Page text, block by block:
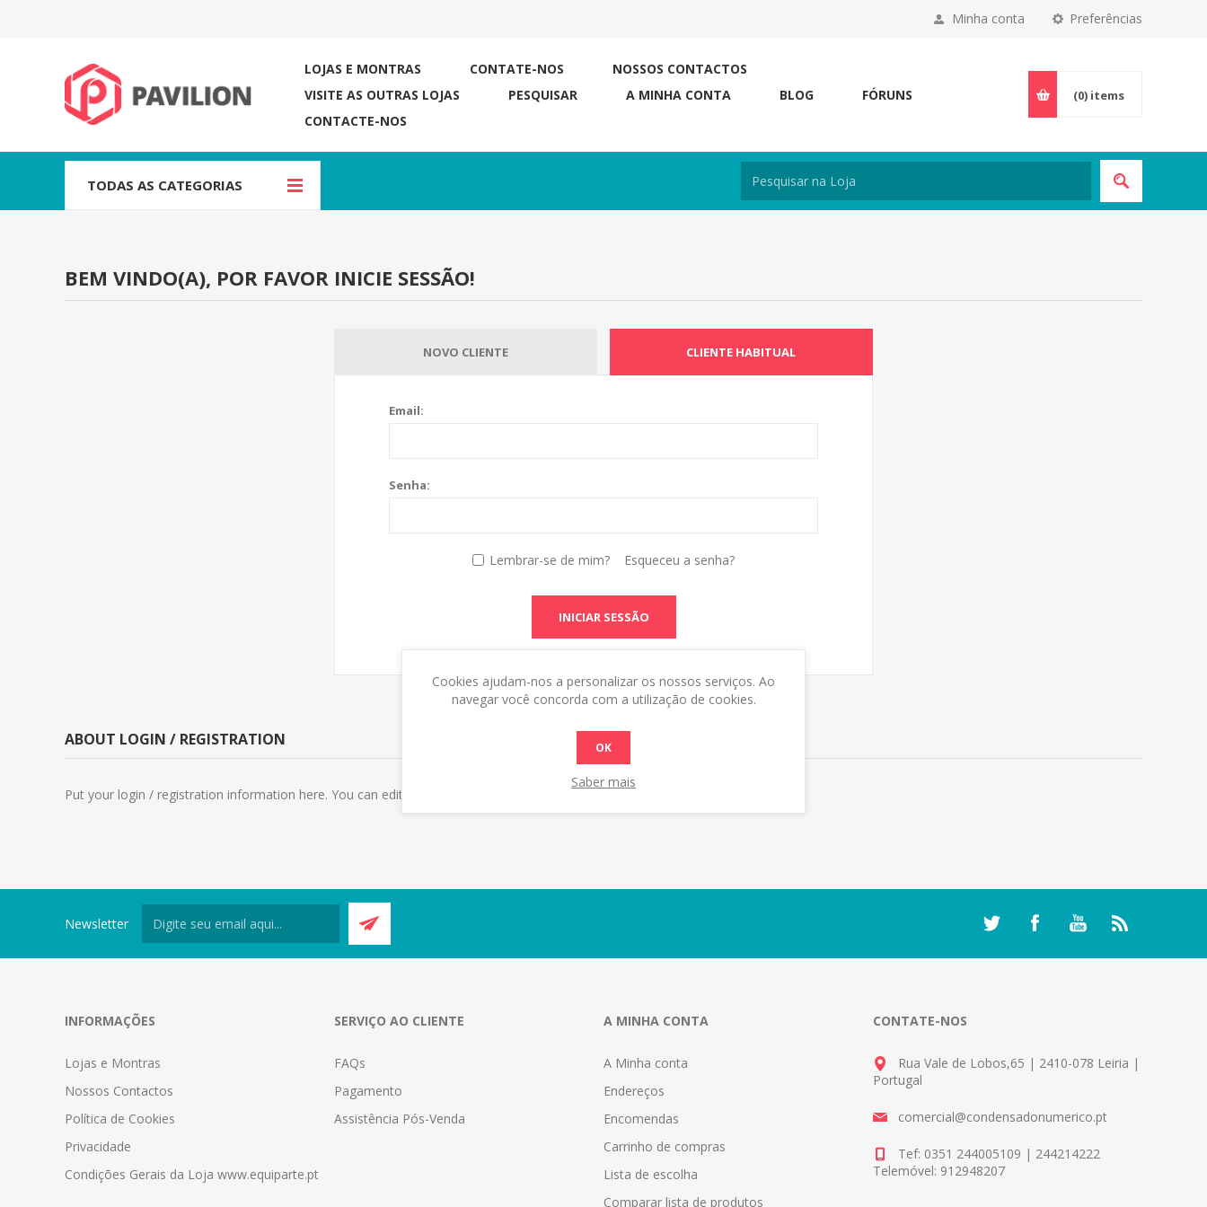
Preferências
Minha conta
LOJAS E MONTRAS CONTATE-NOS
NOSSOS CONTACTOS
VISITE AS OUTRAS LOJAS
PESQUISAR A MINHA CONTA BLOG
FÓRUNS
CONTACTE-NOS
(0) items
TODAS AS CATEGORIAS
BEM VINDO(A), POR FAVOR INICIE SESSÃO!
NOVO CLIENTE CLIENTE HABITUAL
Email:
Senha:
Lembrar-se de mim? Esqueceu a senha?
INICIAR SESSÃO
ABOUT LOGIN / REGISTRATION
Put your login / registration information here. You can edit this in the admin site.
Newsletter
INFORMAÇÕES
Lojas e Montras
Nossos Contactos
Política de Cookies
Privacidade
Condições Gerais da Loja www.equiparte.pt
SERVIÇO AO CLIENTE
FAQs
Pagamento
Assistência Pós-Venda
A MINHA CONTA
A Minha conta
Endereços
Encomendas
Carrinho de compras
Lista de escolha
Comparar lista de produtos
CONTATE-NOS
Rua Vale de Lobos,65 | 2410-078 Leiria |
Portugal
comercial@condensadonumerico.pt
Tef: 0351 244005109 | 244214222
Telemóvel: 912948207
Cookies ajudam-nos a personalizar os nossos serviços. Ao
navegar você concorda com a utilização de cookies.
OK
Saber mais